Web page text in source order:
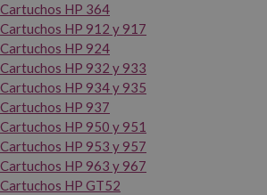
Cartuchos HP 364
Cartuchos HP 912 y 917
Cartuchos HP 924
Cartuchos HP 932 y 933
Cartuchos HP 934 y 935
Cartuchos HP 937
Cartuchos HP 950 y 951
Cartuchos HP 953 y 957
Cartuchos HP 963 y 967
Cartuchos HP GT52